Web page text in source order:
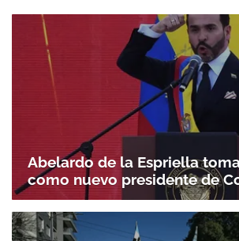
Abelardo de la Espriella
como nuevo presidente de